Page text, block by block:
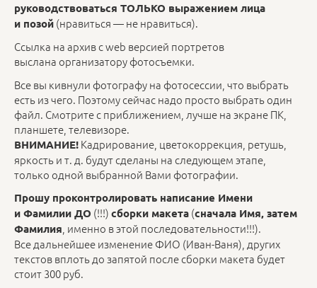
руководствоваться ТОЛЬКО выражением лица
и позой (нравиться — не нравиться).
Ссылка на архив с web версией портретов
выслана организатору фотосъемки.
Все вы кивнули фотографу на фотосессии, что выбрать
есть из чего. Поэтому сейчас надо просто выбрать один
файл. Смотрите с приближением, лучше на экране ПК,
планшете, телевизоре.
ВНИМАНИЕ! Кадрирование, цветокоррекция, ретушь,
яркость и т. д. будут сделаны на следующем этапе,
только одной выбранной Вами фотографии.
Прошу проконтролировать написание Имени
и Фамилии ДО (!!!) сборки макета (сначала Имя, затем
Фамилия , именно в этой последовательности!!!).
Все дальнейшее изменение ФИО (Иван-Ваня), других
текстов вплоть до запятой после сборки макета будет
стоит 300 руб.